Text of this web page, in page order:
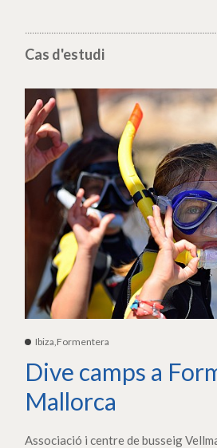
Cas d'estudi
Ibiza,Formentera
Dive camps a
Mallorca
Associació i centre de busseig